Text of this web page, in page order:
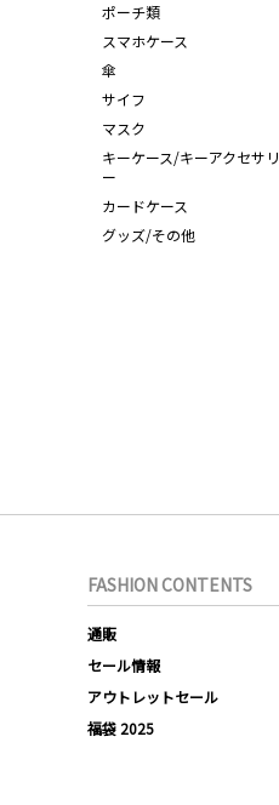
ポーチ類
スマホケース
傘
サイフ
マスク
キーケース/キーアクセサリ
ー
カードケース
グッズ/その他
FASHION CONTENTS
通販
セール情報
アウトレットセール
福袋 2025